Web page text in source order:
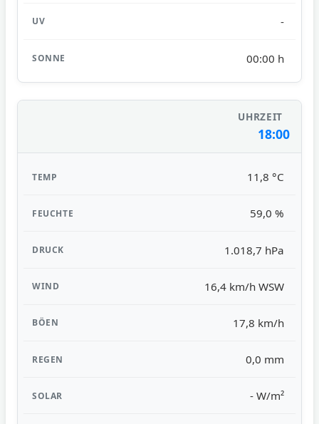
-
00:00 h
18:00
11,8 °C
59,0 %
1.018,7 hPa
16,4 km/h WSW
17,8 km/h
0,0 mm
- W/m²